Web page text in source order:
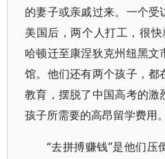
的妻子或亲戚过来。一个受
美国后，两个人打工，很
哈顿迁至康涅狄克州纽黑文
馆。他们还有两个孩子，都
教育，摆脱了中国高考的激
孩子所需要的高昂留学费用。
“去拼搏赚钱”是他们